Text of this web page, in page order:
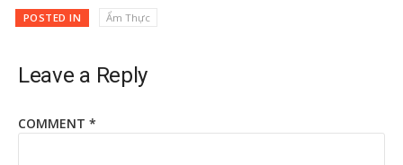
POSTED IN Ẩm Thực
Leave a Reply
COMMENT *